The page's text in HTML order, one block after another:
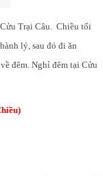
Trại Câu. Chiều tối
lý, sau đó đi ăn
đêm. Nghỉ đêm tại Cửu
Chiều)